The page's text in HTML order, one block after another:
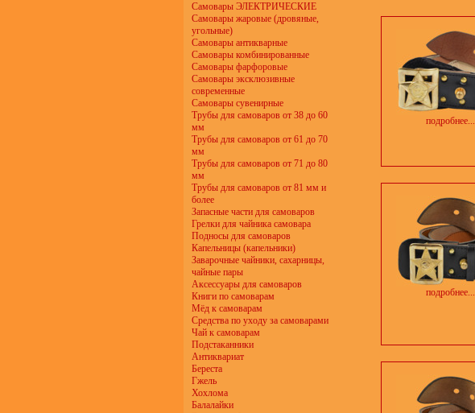
Самовары ЭЛЕКТРИЧЕСКИЕ
Самовары жаровые (дровяные,
угольные)
Самовары антикварные
Самовары комбинированные
Самовары фарфоровые
Самовары эксклюзивные
современные
Самовары сувенирные
Трубы для самоваров от 38 до 60
мм
Трубы для самоваров от 61 до 70
мм
Трубы для самоваров от 71 до 80
мм
Трубы для самоваров от 81 мм и
более
Запасные части для самоваров
Грелки для чайника самовара
Подносы для самоваров
Капельницы (капельники)
Заварочные чайники, сахарницы,
чайные пары
Аксессуары для самоваров
Книги по самоварам
Мёд к самоварам
Средства по уходу за самоварами
Чай к самоварам
Подстаканники
Антиквариат
Береста
Гжель
Хохлома
Балалайки
подробнее...
подробнее...